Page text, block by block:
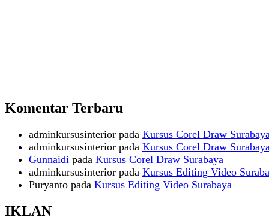
Komentar Terbaru
adminkursusinterior pada Kursus Corel Draw
adminkursusinterior pada Kursus Corel Draw
Gunnaidi pada Kursus Corel Draw Surabaya
adminkursusinterior pada Kursus Editing Video
Puryanto pada Kursus Editing Video Surabaya
IKLAN